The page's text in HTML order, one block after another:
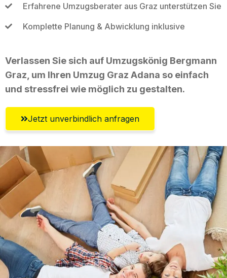
Erfahrene Umzugsberater aus Graz unterstützen Sie
Komplette Planung & Abwicklung inklusive
Verlassen Sie sich auf Umzugskönig Bergmann
Graz, um Ihren Umzug Graz Adana so einfach
und stressfrei wie möglich zu gestalten.
Jetzt unverbindlich anfragen